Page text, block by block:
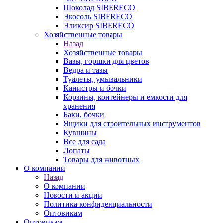
Шоколад SIBERECO
Экосоль SIBERECO
Эликсир SIBERECO
Хозяйственные товары
Назад
Хозяйственные товары
Вазы, горшки для цветов
Ведра и тазы
Туалеты, умывальники
Канистры и бочки
Корзины, контейнеры и емкости для
хранения
Баки, бочки
Ящики для строительных инструментов
Кувшины
Все для сада
Лопаты
Товары для животных
О компании
Назад
О компании
Новости и акции
Политика конфиденциальности
Оптовикам